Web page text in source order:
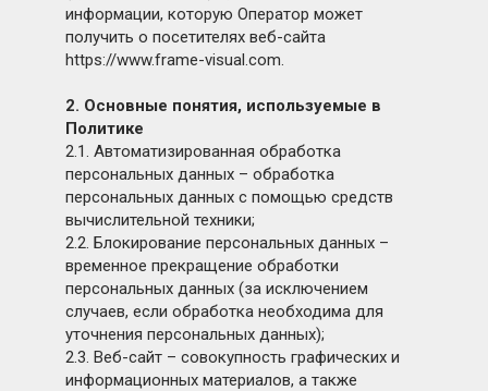
информации, которую Оператор может
получить о посетителях веб-сайта
https://www.frame-visual.com.
2. Основные понятия, используемые в
Политике
2.1. Автоматизированная обработка
персональных данных – обработка
персональных данных с помощью средств
вычислительной техники;
2.2. Блокирование персональных данных –
временное прекращение обработки
персональных данных (за исключением
случаев, если обработка необходима для
уточнения персональных данных);
2.3. Веб-сайт – совокупность графических и
информационных материалов, а также